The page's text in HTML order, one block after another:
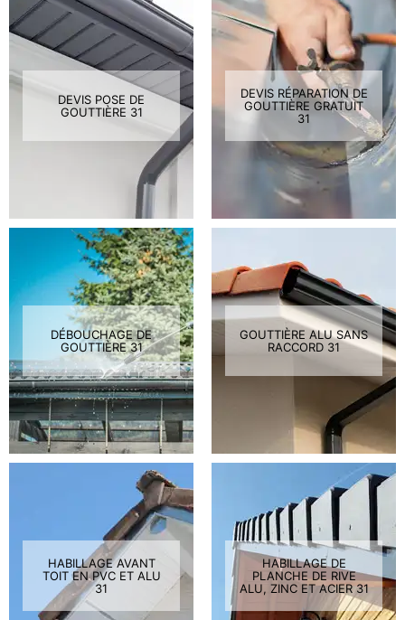
DEVIS POSE DE
GOUTTIÈRE 31
DEVIS RÉPARATION DE
GOUTTIÈRE GRATUIT
31
DÉBOUCHAGE DE
GOUTTIÈRE 31
GOUTTIÈRE ALU SANS
RACCORD 31
HABILLAGE AVANT
TOIT EN PVC ET ALU
31
HABILLAGE DE
PLANCHE DE RIVE
ALU, ZINC ET ACIER 31